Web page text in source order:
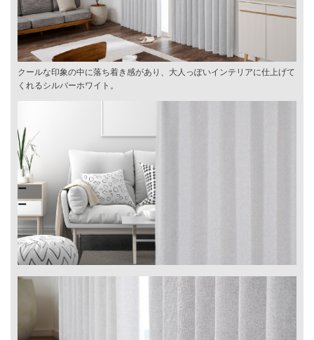
クールな印象の中に落ち着き感があり、大人っぽいインテリアに仕上げて
くれるシルバーホワイト。